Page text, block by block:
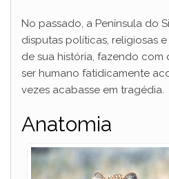
No passado, a Península do
disputas políticas, religiosas
de sua história, fazendo
ser humano fatidicamente
vezes acabasse em tragédia.
Anatomia